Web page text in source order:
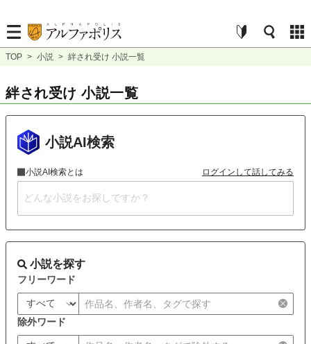
TOP > 小説 > 絆され受け 小説一覧
絆され受け 小説一覧
小説AI検索
小説AI検索とは ログインして話してみる
小説を探す
フリーワード
除外ワード